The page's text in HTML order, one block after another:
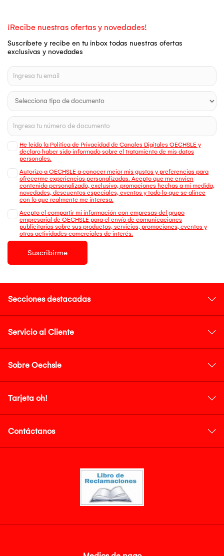
¡Recibe nuestras ofertas y novedades!
Suscríbete y recibe en tu inbox todas nuestras ofertas
exclusivas y novedades
He leído la Política de Privacidad de Canales Digitales OECHSLE y
declaro haber sido informado sobre el tratamiento de mis datos
personales.
Autorizo a OECHSLE a conocer mejor mis gustos y preferencias para
ofrecerme experiencias personalizadas. Acepto que me envien
contenido personalizado, exclusivo, promociones hechas a mi medida,
novedades, descuentos especiales, eventos y todo lo que se alinee
con lo que realmente me interesa.
Acepto el compartir mi información con empresas del grupo
empresarial de OECHSLE para el envío de comunicaciones
publicitarias sobre sus productos, servicios, promociones, eventos y
otras actividades comerciales de interés.
Suscribirme
Secciones destacadas
Servicio al Cliente
Sobre Oechsle
Tarjeta oh!
Contáctanos